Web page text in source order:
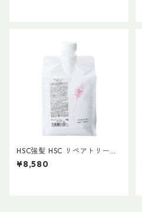
HSC強髪 HSC リペアトリート
メント 1000g
¥8,580